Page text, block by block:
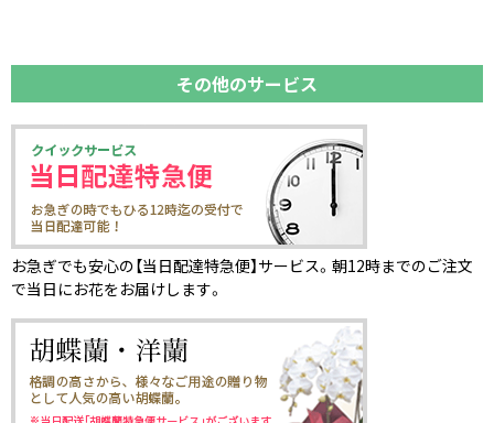
その他のサービス
お急ぎでも安心の【当日配達特急便】サービス。朝12時までのご注文
で当日にお花をお届けします。